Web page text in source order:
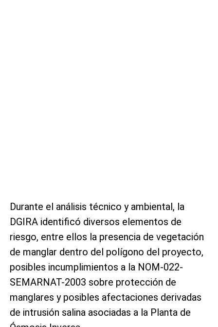
Durante el análisis técnico y ambiental, la
DGIRA identificó diversos elementos de
riesgo, entre ellos la presencia de vegetación
de manglar dentro del polígono del proyecto,
posibles incumplimientos a la NOM-022-
SEMARNAT-2003 sobre protección de
manglares y posibles afectaciones derivadas
de intrusión salina asociadas a la Planta de